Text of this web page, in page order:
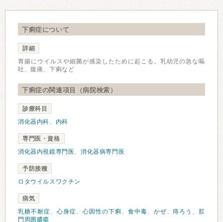
下痢症について
詳細
胃腸にウイルスや細菌が感染したために起こる。乳幼児の急な嘔
吐、腹痛、下痢など
下痢症の関連項目（病院検索）
診療科目
消化器内科、 内科
専門医・資格
消化器内視鏡専門医、消化器病専門医
予防接種
ロタウイルスワクチン
病気
乳糖不耐症、 心身症、 心因性の下痢 、 食中毒、 かぜ、痔ろう 、 肛
門周囲膿瘍